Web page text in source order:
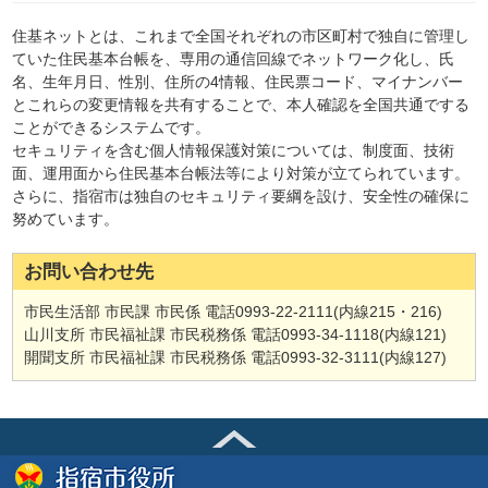
住基ネットとは、これまで全国それぞれの市区町村で独自に管理し
ていた住民基本台帳を、専用の通信回線でネットワーク化し、氏
名、生年月日、性別、住所の4情報、住民票コード、マイナンバー
とこれらの変更情報を共有することで、本人確認を全国共通でする
ことができるシステムです。
セキュリティを含む個人情報保護対策については、制度面、技術
面、運用面から住民基本台帳法等により対策が立てられています。
さらに、指宿市は独自のセキュリティ要綱を設け、安全性の確保に
努めています。
お問い合わせ先
市民生活部 市民課 市民係 電話0993-22-2111(内線215・216)
山川支所 市民福祉課 市民税務係 電話0993-34-1118(内線121)
開聞支所 市民福祉課 市民税務係 電話0993-32-3111(内線127)